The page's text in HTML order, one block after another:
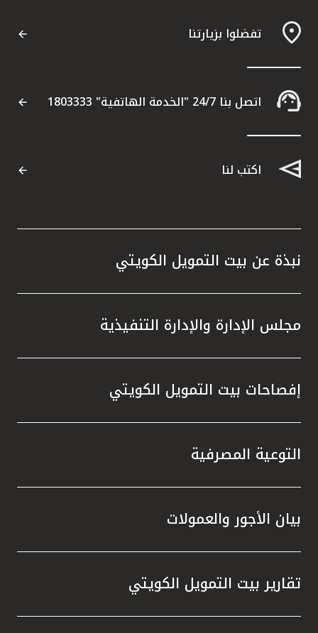
مواقع الفروع وأجهزة الصرف الآلي
ألمانيا
تركيا
المملكة المتحدة
مملكة البحرين
تفضلوا بزيارتنا
اتصل بنا 24/7 "الخدمة الهاتفية" 1803333
اكتب لنا
نبذة عن بيت التمويل الكويتي
مجلس الإدارة والإدارة التنفيذية
إفصاحات بيت التمويل الكويتي
التوعية المصرفية
بيان الأجور والعمولات
تقارير بيت التمويل الكويتي